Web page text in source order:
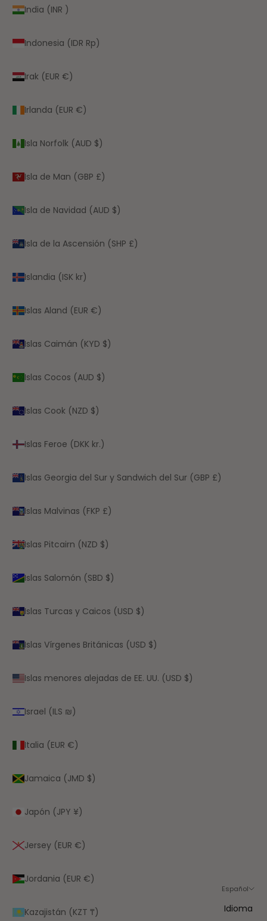
India (INR ₹)
Indonesia (IDR Rp)
Irak (EUR €)
Irlanda (EUR €)
Isla Norfolk (AUD $)
Isla de Man (GBP £)
Isla de Navidad (AUD $)
Isla de la Ascensión (SHP £)
Islandia (ISK kr)
Islas Aland (EUR €)
Islas Caimán (KYD $)
Islas Cocos (AUD $)
Islas Cook (NZD $)
Islas Feroe (DKK kr.)
Islas Georgia del Sur y Sandwich del Sur (GBP £)
Islas Malvinas (FKP £)
Islas Pitcairn (NZD $)
Islas Salomón (SBD $)
Islas Turcas y Caicos (USD $)
Islas Vírgenes Británicas (USD $)
Islas menores alejadas de EE. UU. (USD $)
Israel (ILS ₪)
Italia (EUR €)
Jamaica (JMD $)
Japón (JPY ¥)
Jersey (EUR €)
Jordania (EUR €)
Kazajistán (KZT ₸)
Español
Idioma